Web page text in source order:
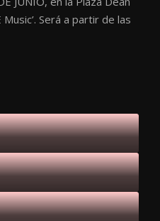
Será a partir de las